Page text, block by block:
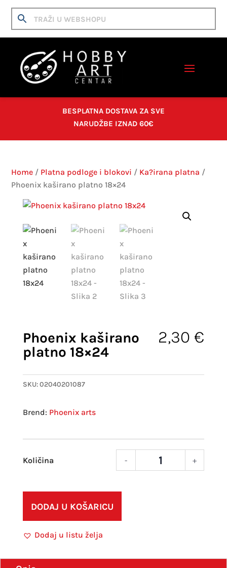
BESPLATNA DOSTAVA ZA SVE
NARUDŽBE IZNAD 60€
Home / Platna podloge i blokovi / Ka?irana platna /
Phoenix kaširano platno 18×24
Phoenix kaširano
platno 18×24
2,30 €
SKU:02040201087
Phoenix arts
- +
DODAJ U KOŠARICU
Dodaj u listu želja